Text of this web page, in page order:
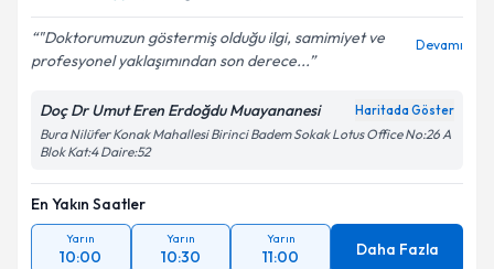
"Doktorumuzun göstermiş olduğu ilgi, samimiyet ve
profesyonel yaklaşımından son derece...
Devamı
Doç Dr Umut Eren Erdoğdu Muayananesi Haritada Göster
Bura Nilüfer Konak Mahallesi Birinci Badem Sokak Lotus Office No:26 A
Blok Kat:4 Daire:52
En Yakın Saatler
Yarın
10:00
Yarın
10:30
Yarın
11:00 Daha Fazla